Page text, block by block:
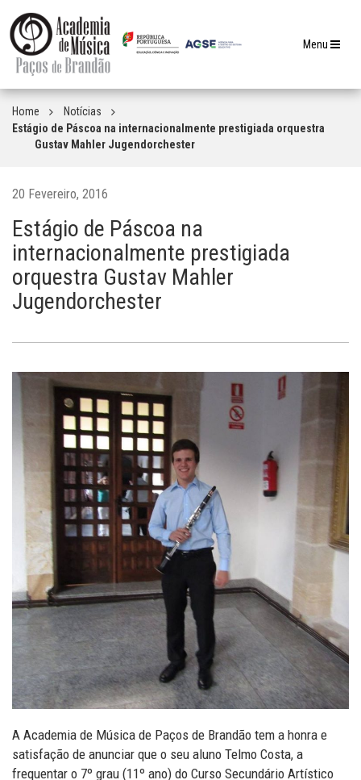
Toggle
Menu
Home
Notícias
Estágio de Páscoa na internacionalmente prestigiada orquestra
Gustav Mahler Jugendorchester
20 Fevereiro, 2016
Estágio de Páscoa na
internacionalmente prestigiada
orquestra Gustav Mahler
Jugendorchester
A Academia de Música de Paços de Brandão tem a honra e
satisfação de anunciar que o seu aluno Telmo Costa, a
frequentar o 7º grau (11º ano) do Curso Secundário Artístico